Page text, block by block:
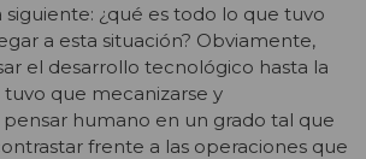
siguiente: ¿qué es todo lo que tuvo
a esta situación? Obviamente,
el desarrollo tecnológico hasta la
que mecanizarse y
pensar humano en un grado tal que
frente a las operaciones que